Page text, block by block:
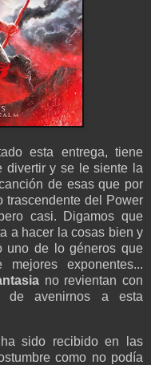
esta entrega, tiene
divertir y se le siente la
de esas que por
trascendente del Power
casi. Digamos que
a hacer la cosas bien y
uno de lo géneros que
exponentes...
no revientan con
de avenirnos a esta
sido recibido en las
como no podía